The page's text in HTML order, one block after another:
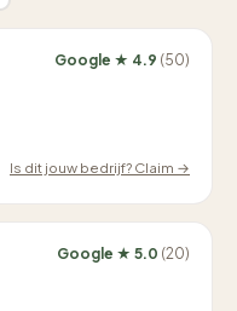
Google ★ 4.9 (50)
Is dit jouw bedrijf? Claim →
Google ★ 5.0 (20)